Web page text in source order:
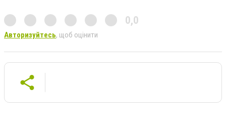
0,0
Авторизуйтесь, щоб оцінити